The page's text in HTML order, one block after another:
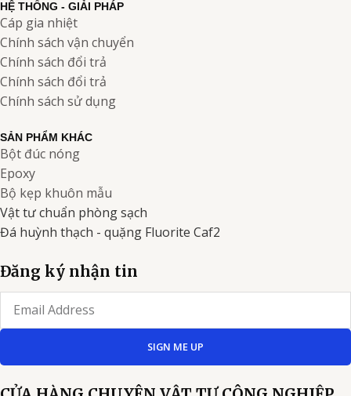
HỆ THỐNG - GIẢI PHÁP
Cáp gia nhiệt
Chính sách vận chuyển
Chính sách đổi trả
Chính sách đổi trả
Chính sách sử dụng
SẢN PHẨM KHÁC
Bột đúc nóng
Epoxy
Bộ kẹp khuôn mẫu
Vật tư chuẩn phòng sạch
Đá huỳnh thạch - quặng Fluorite Caf2
Đăng ký nhận tin
SIGN ME UP